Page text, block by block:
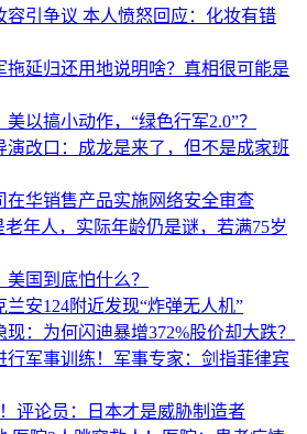
容引争议 本人愤怒回应：化妆有错
拖延归还用地说明啥？真相很可能是
以搞小动作，“绿色行军2.0”？
演改口：成龙是来了，但不是成家班
在华销售产品实施网络安全审查
老年人，实际年龄仍是谜，若满75岁
国到底怕什么？
安124附近发现“炸弹无人机”
：为何闪迪暴增372%股价却大跌？
行军事训练！军事专家：剑指菲律宾
评论员：日本才是威胁制造者